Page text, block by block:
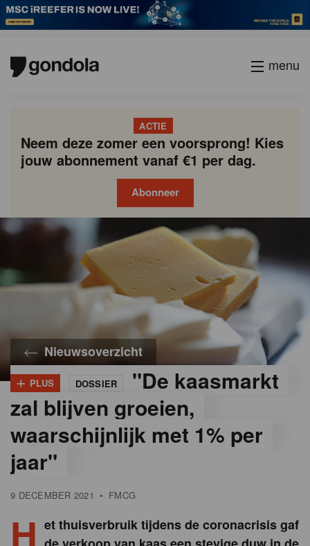
menu
ACTIE
Neem deze zomer een voorsprong! Kies
jouw abonnement vanaf €1 per dag.
Abonneer
Nieuwsoverzicht
+ PLUS DOSSIER
"De kaasmarkt
zal blijven groeien,
waarschijnlijk met 1% per
jaar"
9 DECEMBER 2021 • FMCG
iStock
H et thuisverbruik tijdens de coronacrisis gaf
Gondola
Gondola